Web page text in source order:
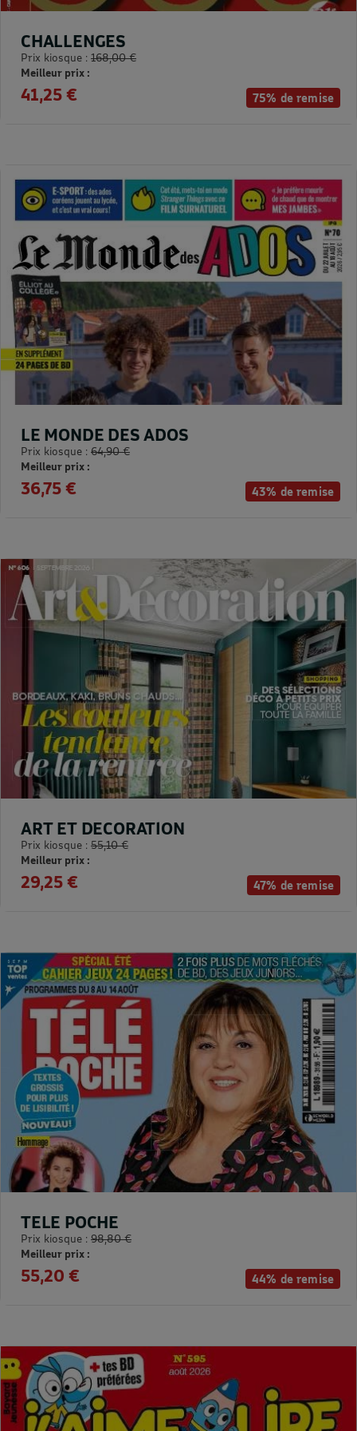
75% de remise
CHALLENGES
Prix kiosque : 168,00 €
Meilleur prix :
41,25 €
43% de remise
LE MONDE DES ADOS
Prix kiosque : 64,90 €
Meilleur prix :
36,75 €
47% de remise
ART ET DECORATION
Prix kiosque : 55,10 €
Meilleur prix :
29,25 €
44% de remise
TELE POCHE
Prix kiosque : 98,80 €
Meilleur prix :
55,20 €